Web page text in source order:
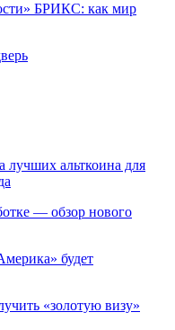
БРИКС: как мир
лучших альткоина для
— обзор нового
будет
«золотую визу»